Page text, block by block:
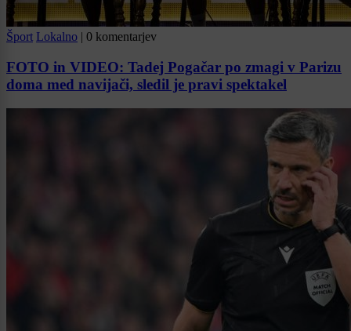
Šport Lokalno | 0 komentarjev
FOTO in VIDEO: Tadej Pogačar po zmagi v Parizu
doma med navijači, sledil je pravi spektakel